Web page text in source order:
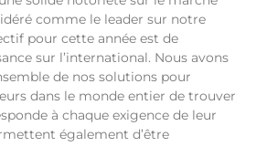
comme le leader sur notre
pour cette année est de
sur l’international. Nous avons
de nos solutions pour
dans le monde entier de trouver
à chaque exigence de leur
également d’être